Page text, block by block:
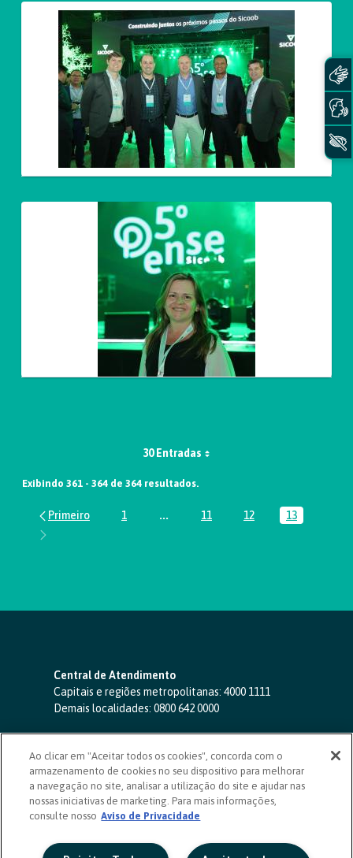
30 Entradas
Exibindo 361 - 364 de 364 resultados.
Página
1 ...Páginas intermediárias Usar ABA
Página
11 Página
12 Página
13
Central de Atendimento
Capitais e regiões metropolitanas: 4000 1111
Demais localidades: 0800 642 0000
SAC 24 horas-0800 724 4420
Ouvidoria
0800 725 0996
(de segunda a sexta, das 8h às 20h)
ouvidoriasicoob.com.br
Deficientes auditivos ou de fala
Ao clicar em "Aceitar todos os cookies", concorda com o
armazenamento de cookies no seu dispositivo para melhorar
a navegação no site, analisar a utilização do site e ajudar nas
nossas iniciativas de marketing. Para mais informações,
consulte nosso Aviso de Privacidade